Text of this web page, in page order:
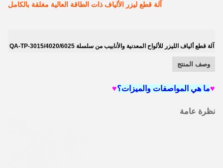
آلة قطع ليزر الألياف ذات الطاقة العالية مغلقة بالكامل
آلة قطع ألياف الليزر للألواح المعدنية والأنابيب من سلسلة QA-TP-3015/4020/6025
وصف المنتج
♥ما هي المواصفات والميزات؟♥
نظرة عامة